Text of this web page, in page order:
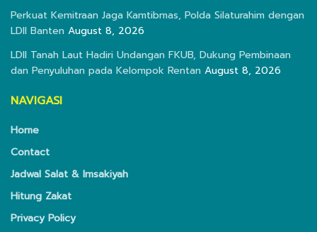
Perkuat Kemitraan Jaga Kamtibmas, Polda Silaturahim dengan
LDII Banten August 8, 2026
LDII Tanah Laut Hadiri Undangan FKUB, Dukung Pembinaan
dan Penyuluhan pada Kelompok Rentan August 8, 2026
NAVIGASI
Home
Contact
Jadwal Salat & Imsakiyah
Hitung Zakat
Privacy Policy